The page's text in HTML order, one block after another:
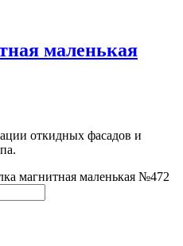
маленькая
откидных фасадов и
магнитная маленькая №472